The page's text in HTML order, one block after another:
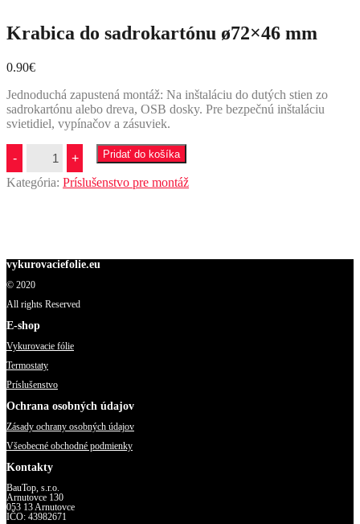
Krabica do sadrokartónu ø72×46 mm
0.90€
Jednoduchá zapustená montáž: Na inštaláciu do dutých stien zo
sadrokartónu alebo dreva, OSB dosky. Pre bezpečnú inštaláciu
svietidiel, vypínačov a zásuviek.
-
Krabica
do
sadrokartónu
+ Pridať do košíka
Kategória: Príslušenstvo pre montáž
vykurovaciefolie.eu
© 2020
All rights Reserved
E-shop
Vykurovacie fólie
Termostaty
Príslušenstvo
Ochrana osobných údajov
Zásady ochrany osobných údajov
Všeobecné obchodné podmienky
Kontakty
BauTop, s.r.o.
Arnutovce 130
053 13 Arnutovce
IČO: 43982671